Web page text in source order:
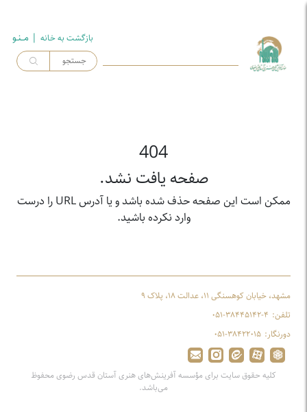
بازگشت به خـانه | مــنـو
404
صفحه یافت نشد.
ممکن است این صفحه حذف شده باشد و یا آدرس URL را درست
وارد نکرده باشید.
مشهد، خیابان کوهسنگی ۱۱، عدالت ۱۸، پلاک ۹
تلفن: ۰۵۱-۳۸۴۴۵۱۴۲-۴
دورنگار: ۰۵۱-۳۸۴۲۲۰۱۵
کلیه حقوق سایت برای مؤسسه آفرینش‌های هنری آستان قدس رضوی محفوظ
می‌باشد.